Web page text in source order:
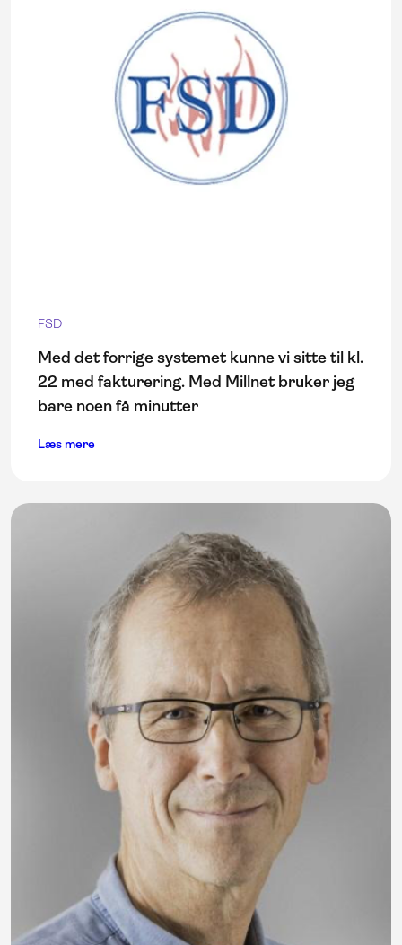
FSD
Med det forrige systemet kunne vi sitte til kl.
22 med fakturering. Med Millnet bruker jeg
bare noen få minutter
Læs mere